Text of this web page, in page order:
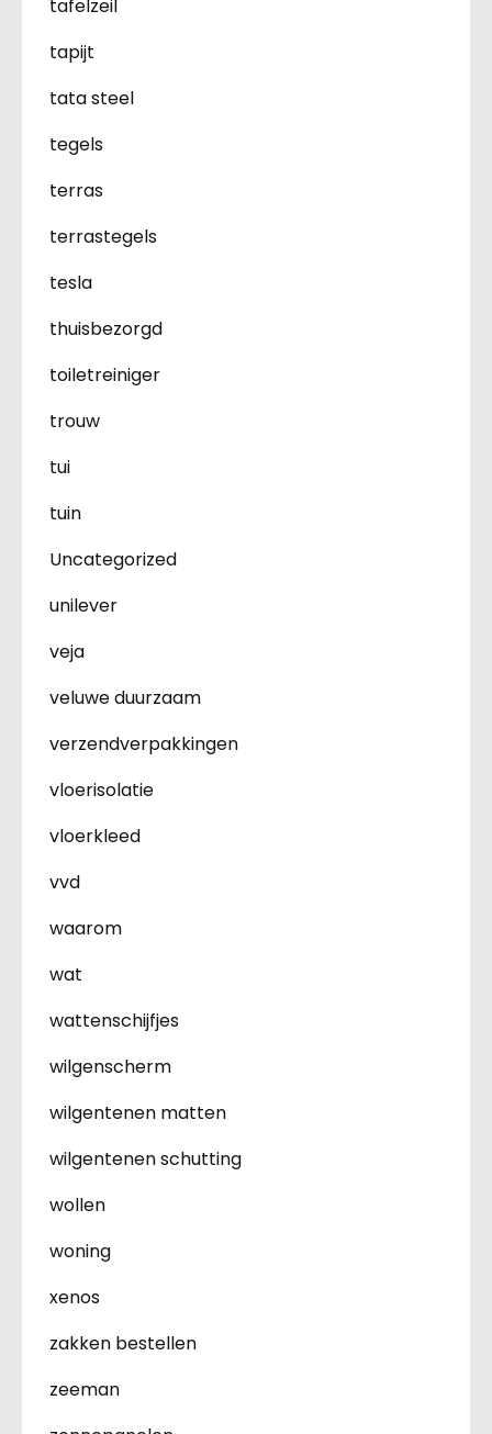
tafelzeil
tapijt
tata steel
tegels
terras
terrastegels
tesla
thuisbezorgd
toiletreiniger
trouw
tui
tuin
Uncategorized
unilever
veja
veluwe duurzaam
verzendverpakkingen
vloerisolatie
vloerkleed
vvd
waarom
wat
wattenschijfjes
wilgenscherm
wilgentenen matten
wilgentenen schutting
wollen
woning
xenos
zakken bestellen
zeeman